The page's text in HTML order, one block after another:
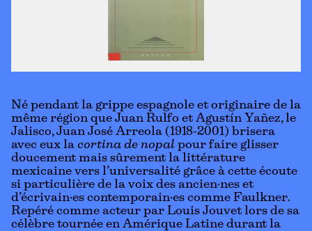
Né pendant la grippe espagnole et originaire de la
même région que Juan Rulfo et Agustín Yañez, le
Jalisco, Juan José Arreola (1918-2001) brisera
avec eux la cortina de nopal pour faire glisser
doucement mais sûrement la littérature
mexicaine vers l’universalité grâce à cette écoute
si particulière de la voix des ancien·nes et
d’écrivain·es contemporain·es comme Faulkner.
Repéré comme acteur par Louis Jouvet lors de sa
célèbre tournée en Amérique Latine durant la